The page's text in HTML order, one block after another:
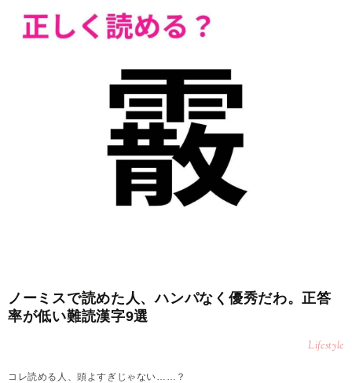
ノーミスで読めた人、ハンパなく優秀だわ。正答
率が低い難読漢字9選
Lifestyle
コレ読める人、頭よすぎじゃない……？